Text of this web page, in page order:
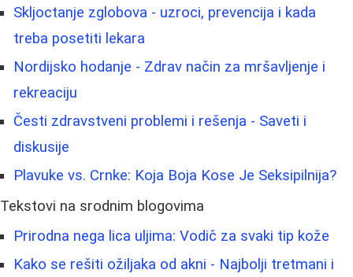
Skljoctanje zglobova - uzroci, prevencija i kada
treba posetiti lekara
Nordijsko hodanje - Zdrav način za mršavljenje i
rekreaciju
Česti zdravstveni problemi i rešenja - Saveti i
diskusije
Plavuke vs. Crnke: Koja Boja Kose Je Seksipilnija?
Tekstovi na srodnim blogovima
Prirodna nega lica uljima: Vodič za svaki tip kože
Kako se rešiti ožiljaka od akni - Najbolji tretmani i